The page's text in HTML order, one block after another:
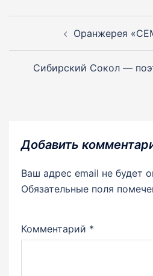
Навигация
записям
Оранжерея
Сибирский Сокол —
Добавить
Ваш адрес email не будет
Обязательные поля
Комментарий *